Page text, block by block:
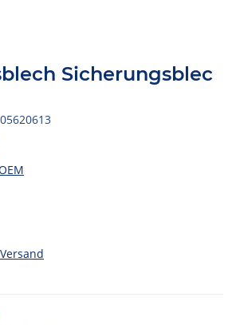
Sicherungsblec
Versand